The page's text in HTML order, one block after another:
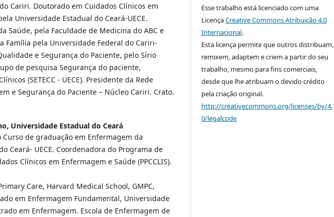
Cariri. Doutorado em Cuidados Clínicos em
Universidade Estadual do Ceará-UECE.
Saúde, pela Faculdade de Medicina do ABC e
Família pela Universidade Federal do Cariri-
e Segurança do Paciente, pelo Sírio
de pesquisa Segurança do paciente,
(SETECC - UECE). Presidente da Rede
e Segurança do Paciente – Núcleo Cariri. Crato.
Universidade Estadual do Ceará
de graduação em Enfermagem da
Ceará- UECE. Coordenadora do Programa de
Clínicos em Enfermagem e Saúde (PPCCLIS).
Care, Harvard Medical School, GMPC,
em Enfermagem Fundamental, Universidade
em Enfermagem. Escola de Enfermagem de
Esse trabalho está licenciado com uma
LicençaCreative Commons Atribuição 4.0
Internacional.
Esta licença permite que outros distribuam,
remixem, adaptem e criem a partir do seu
trabalho, mesmo para fins comerciais,
desde que lhe atribuam o devido crédito
pela criação original.
http://creativecommons.org/licenses/by/4.
0/legalcode